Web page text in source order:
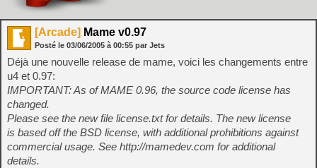
[Arcade] Mame v0.97
Posté le 03/06/2005 à 00:55 par Jets
Déjà une nouvelle release de mame, voici les changements entre
u4 et 0.97:
IMPORTANT: As of MAME 0.96, the source code license has
changed.
Please see the new file license.txt for details. The new license
is based off the BSD license, with additional prohibitions against
commercial usage. See http://mamedev.com for additional
details.